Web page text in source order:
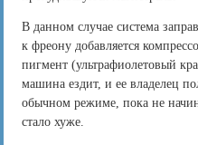
В данном случае система
к фреону добавляется
пигмент (ультрафиолетовый
машина ездит, и ее владелец
обычном режиме, пока не
стало хуже.